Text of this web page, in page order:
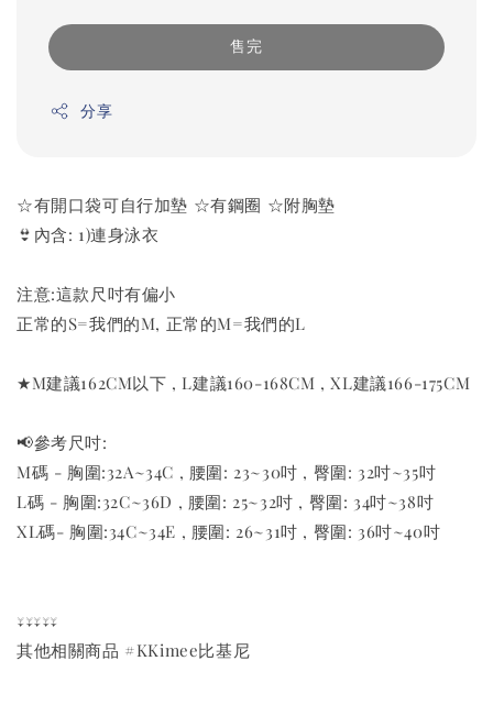
售完
分享
☆有開口袋可自行加墊 ☆有鋼圈 ☆附胸墊
👙內含: 1)連身泳衣
注意:這款尺吋有偏小
正常的S=我們的M, 正常的M=我們的L
★M建議162CM以下 , L建議160-168CM , XL建議166-175CM
📢參考尺吋:
M碼 - 胸圍:32A~34C , 腰圍: 23~30吋 , 臀圍: 32吋~35吋
L碼 - 胸圍:32C~36D , 腰圍: 25~32吋 , 臀圍: 34吋~38吋
XL碼- 胸圍:34C~34E , 腰圍: 26~31吋 , 臀圍: 36吋~40吋
↓↓↓↓↓
其他相關商品 #KKimee比基尼